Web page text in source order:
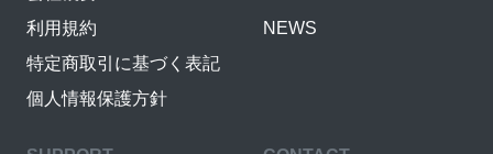
利用規約
特定商取引に基づく表記
個人情報保護方針
NEWS